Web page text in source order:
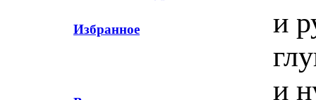
Избранное
и
и